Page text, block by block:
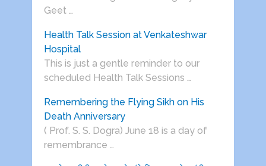
Geet …
Health Talk Session at Venkateshwar
Hospital
This is just a gentle reminder to our
scheduled Health Talk Sessions …
Remembering the Flying Sikh on His
Death Anniversary
( Prof. S. S. Dogra) June 18 is a day of
remembrance …